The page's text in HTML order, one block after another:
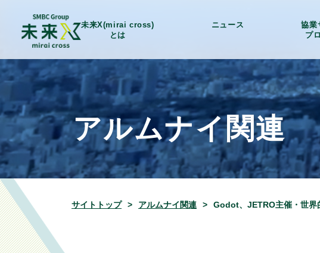
未来X(mirai cross)
とは
ニュース
協業
プ
アルムナイ関連
サイトトップ アルムナイ関連 Godot、JETRO主催・世